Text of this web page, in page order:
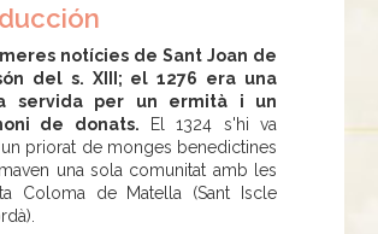
notícies de Sant Joan de
del s. XIII; el 1276 era una
servida per un ermità i un
de donats. El 1324 s'hi va
priorat de monges benedictines
una sola comunitat amb les
Coloma de Matella (Sant Iscle